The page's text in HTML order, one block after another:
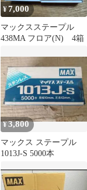
¥7,000
マックスステープル
438MA フロア(N) 4箱
¥3,800
マックス ステープル
1013J-S 5000本